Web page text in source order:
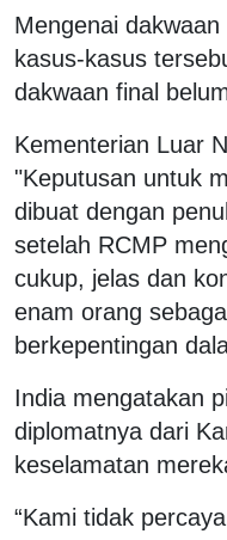
Mengenai
kasus-kasus
dakwaan final
Kementerian Luar
"Keputusan untuk
dibuat dengan
setelah RCMP
cukup, jelas dan
enam orang
berkepentingan
India mengatakan
diplomatnya dari
keselamatan
“Kami tidak